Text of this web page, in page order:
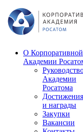
О Корпоративной
Академии
Академии
Росатома
Достижения
и награды
Закупки
Вакансии